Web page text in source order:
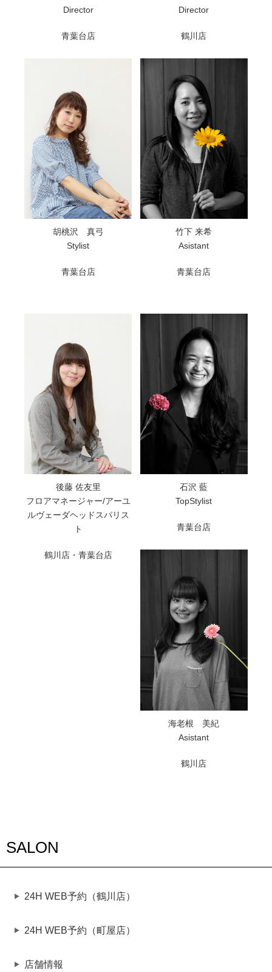
Director
青葉台店
Director
鶴川店
胡桃沢 真弓
Stylist
青葉台店
竹下 来希
Asistant
青葉台店
後藤 佐友里
フロアマネージャー/アーユ
ルヴェーダヘッドスパリス
ト
鶴川店・青葉台店
石沢 藍
TopStylist
青葉台店
海老根 美紀
Asistant
鶴川店
SALON
24H WEB予約（鶴川店）
24H WEB予約（町屋店）
店舗情報